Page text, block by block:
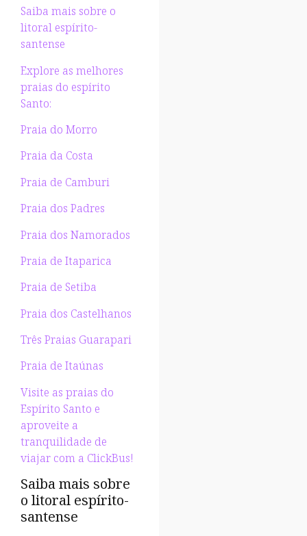
Saiba mais sobre o
litoral espírito-
santense
Explore as melhores
praias do espírito
Santo:
Praia do Morro
Praia da Costa
Praia de Camburi
Praia dos Padres
Praia dos Namorados
Praia de Itaparica
Praia de Setiba
Praia dos Castelhanos
Três Praias Guarapari
Praia de Itaúnas
Visite as praias do
Espírito Santo e
aproveite a
tranquilidade de
viajar com a ClickBus!
Saiba mais sobre
o litoral espírito-
santense